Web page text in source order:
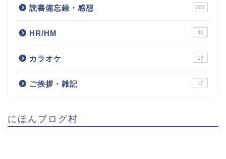
読書備忘録・感想 203
HR/HM 45
カラオケ 13
ご挨拶・雑記 17
にほんブログ村